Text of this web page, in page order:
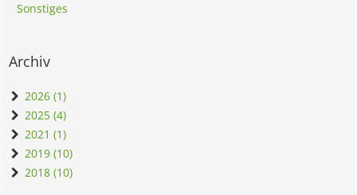
Sonstiges
Archiv
2026 (1)
2025 (4)
2021 (1)
2019 (10)
2018 (10)